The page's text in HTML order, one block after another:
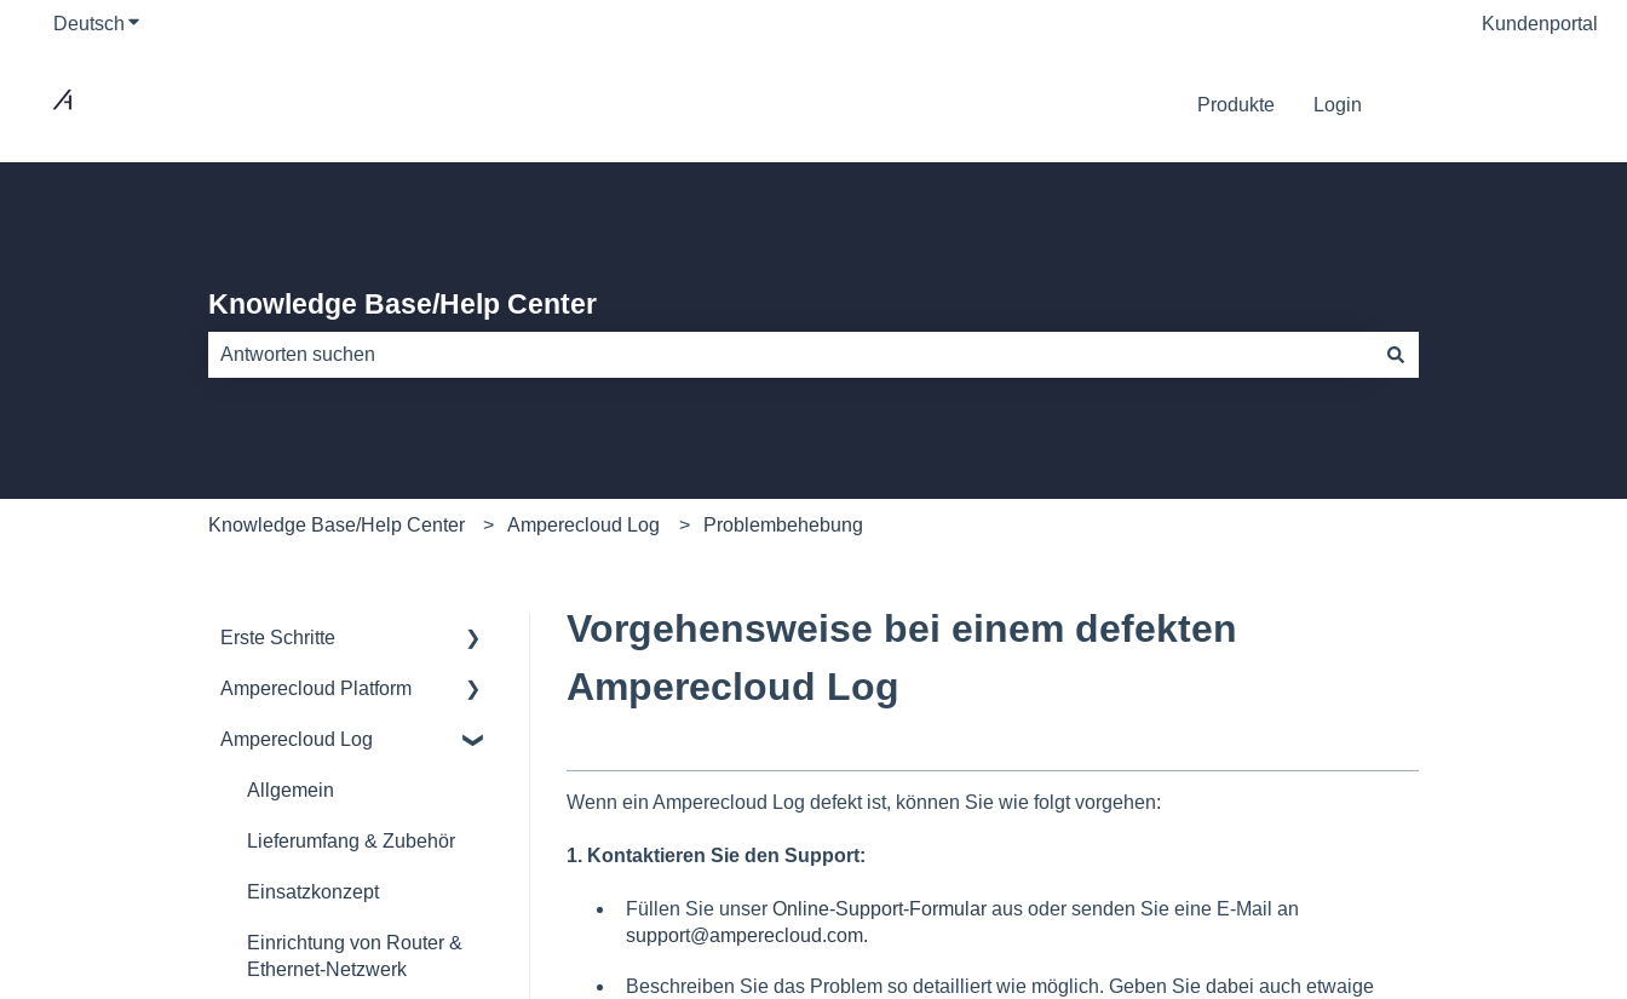
Deutsch Untermenü für Übersetzungen anzeigen Kundenportal
Produkte Login
Knowledge Base/Help Center
Knowledge Base/Help Center Amperecloud Log Problembehebung
Vorgehensweise bei einem defekten
Amperecloud Log
Wenn ein Amperecloud Log defekt ist, können Sie wie folgt vorgehen:
1. Kontaktieren Sie den Support:
Füllen Sie unser Online-Support-Formularaus oder senden Sie eine E-Mail an
support@amperecloud.com.
Beschreiben Sie das Problem so detailliert wie möglich. Geben Sie dabei auch etwaige
Erste Schritte
Allgemein
Amperecloud Platform -
Neue Anlagen &
Support & Hilfe
Amperecloud Platform
Allgemein
Zugriff &
Dashboards
Amperecloud Log
Allgemein
Lieferumfang & Zubehör
Einsatzkonzept
Einrichtung von Router &
Ethernet-Netzwerk